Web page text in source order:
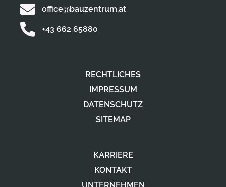
RECHTLICHES
IMPRESSUM
DATENSCHUTZ
SITEMAP
KARRIERE
KONTAKT
office@bauzentrum.at
+43 662 65880